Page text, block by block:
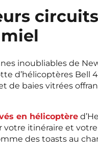
circuits
inoubliables de
d’hélicoptères Bell
de baies vitrées
en hélicoptère
votre itinéraire et
des toasts au